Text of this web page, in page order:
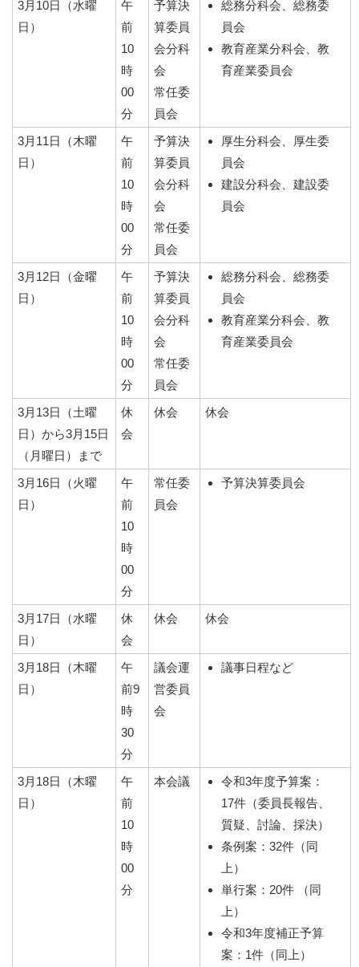
3月10日（水曜
日）
午
前
10
時
00
分
予算決
算委員
会分科
会
常任委
員会
総務分科会、総務委
員会
教育産業分科会、教
育産業委員会
3月11日（木曜
日）
午
前
10
時
00
分
予算決
算委員
会分科
会
常任委
員会
厚生分科会、厚生委
員会
建設分科会、建設委
員会
3月12日（金曜
日）
午
前
10
時
00
分
予算決
算委員
会分科
会
常任委
員会
総務分科会、総務委
員会
教育産業分科会、教
育産業委員会
3月13日（土曜
日）から3月15日
（月曜日）まで
休
会
休会 休会
3月16日（火曜
日）
午
前
10
時
00
分
常任委
員会
予算決算委員会
3月17日（水曜
日）
休
会
休会 休会
3月18日（木曜
日）
午
前9
時
30
分
議会運
営委員
会
議事日程など
3月18日（木曜
日）
午
前
10
時
00
分
本会議
令和3年度予算案：
17件（委員長報告、
質疑、討論、採決）
条例案：32件（同
上）
単行案：20件 （同
上）
令和3年度補正予算
案：1件（同上）